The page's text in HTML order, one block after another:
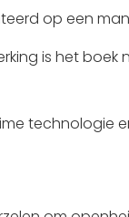
op een
is het boek
technologie